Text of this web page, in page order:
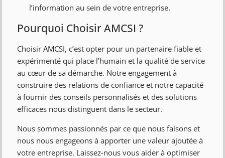
l’information au sein de votre entreprise.
Pourquoi Choisir AMCSI ?
Choisir AMCSI, c’est opter pour un partenaire fiable et
expérimenté qui place l’humain et la qualité de service
au cœur de sa démarche. Notre engagement à
construire des relations de confiance et notre capacité
à fournir des conseils personnalisés et des solutions
efficaces nous distinguent dans le secteur.
Nous sommes passionnés par ce que nous faisons et
nous nous engageons à apporter une valeur ajoutée à
votre entreprise. Laissez-nous vous aider à optimiser